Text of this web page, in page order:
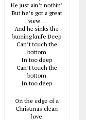
He just ain’t nothin’
But he’s got a great
view…
And he sinks the
burning knife Deep
Can’t touch the
bottom
In too deep
Can’t touch the
bottom
In too deep
On the edge of a
Christmas clean
love